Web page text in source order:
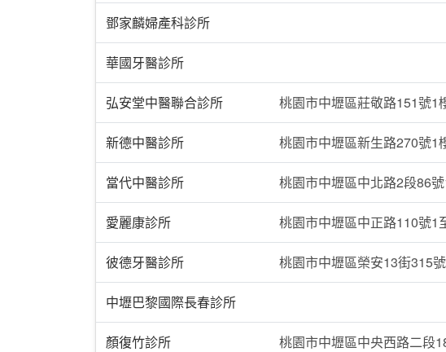
鄧家麟婦產科診所
華國牙醫診所
弘安堂中醫聯合診所 桃園市中壢區莊敬路151號1
新德中醫診所 桃園市中壢區新生路270號1
當代中醫診所 桃園市中壢區中北路2段86
愛麗康診所 桃園市中壢區中正路110號1
彼德牙醫診所 桃園市中壢區榮安13街315
中壢巴黎國際長春診所
顏復竹診所 桃園市中壢區中央西路二段